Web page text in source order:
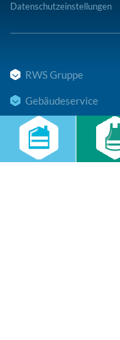
Datenschutzeinstellungen
RWS Gruppe
Gebäudeservice
Hauswirtschaft
Cateringservice